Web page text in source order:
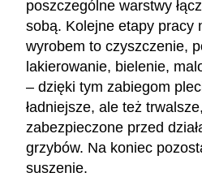
poszczególne warstwy
sobą. Kolejne etapy pracy
wyrobem to czyszczenie,
lakierowanie, bielenie,
– dzięki tym zabiegom
ładniejsze, ale też
zabezpieczone przed
grzybów. Na koniec
suszenie.